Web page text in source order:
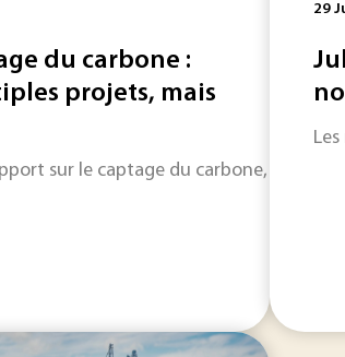
réussite s'explique par des
du carbone :
projets, mais
sur le captage du carbone,
29